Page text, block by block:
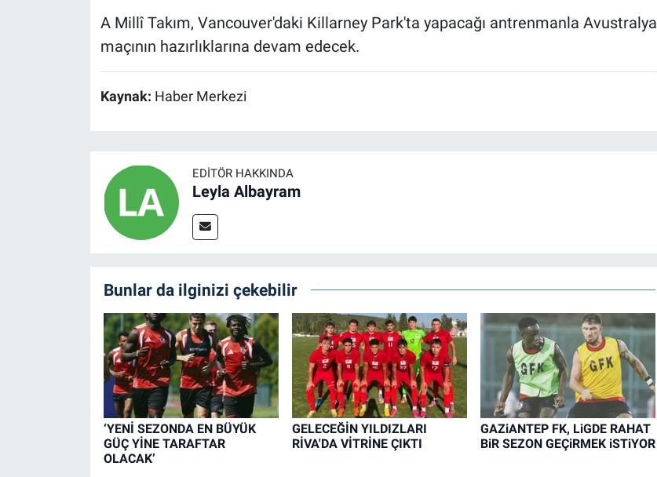
A Millî Takım, Vancouver'daki Killarney Park'ta yapacağı antrenmanla Avustralya
maçının hazırlıklarına devam edecek.
Kaynak: Haber Merkezi
EDITÖR HAKKINDA
Leyla Albayram
Bunlar da ilginizi çekebilir
‘YENİ SEZONDA EN BÜYÜK
GÜÇ YİNE TARAFTAR
OLACAK’
GELECEĞİN YILDIZLARI
RİVA'DA VİTRİNE ÇIKTI
GAZiANTEP FK, LiGDE RAHAT
BiR SEZON GEÇiRMEK iSTiYOR